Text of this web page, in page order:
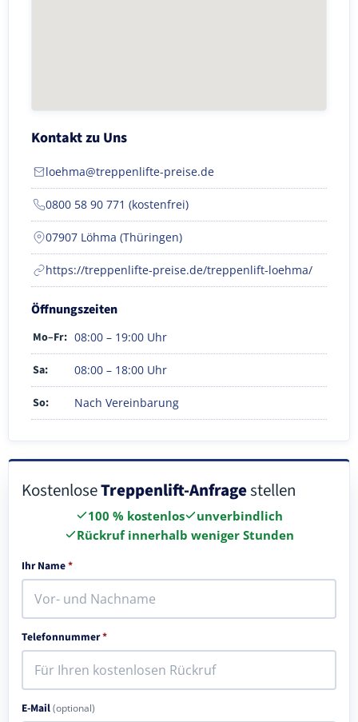
Kontakt zu Uns
loehma@treppenlifte-preise.de
0800 58 90 771 (kostenfrei)
07907 Löhma (Thüringen)
https://treppenlifte-preise.de/treppenlift-loehma/
Öffnungszeiten
Mo–Fr: 08:00 – 19:00 Uhr
Sa: 08:00 – 18:00 Uhr
So: Nach Vereinbarung
KostenloseTreppenlift-Anfragestellen
100 % kostenlos
unverbindlich
Rückruf innerhalb weniger Stunden
Ihr Name*
Telefonnummer*
E-Mail(optional)